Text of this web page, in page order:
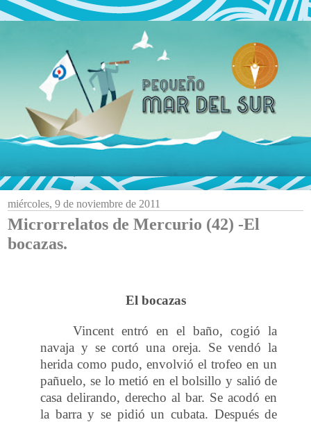
miércoles, 9 de noviembre de 2011
Microrrelatos de Mercurio (42) -El
bocazas.
El bocazas
Vincent entró en el baño, cogió la
navaja y se cortó una oreja. Se vendó la
herida como pudo, envolvió el trofeo en un
pañuelo, se lo metió en el bolsillo y salió de
casa delirando, derecho al bar. Se acodó en
la barra y se pidió un cubata. Después de